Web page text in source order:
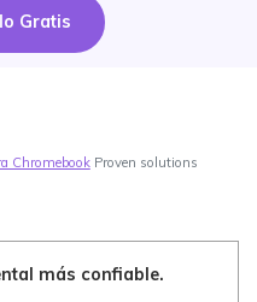
Gratis
ChromebookProven solutions
más confiable.